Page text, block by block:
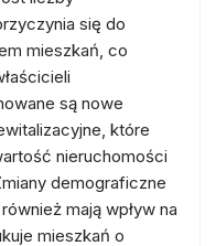
się do
mieszkań, co
są nowe
które
nieruchomości
demograficzne
mają wpływ na
mieszkań o